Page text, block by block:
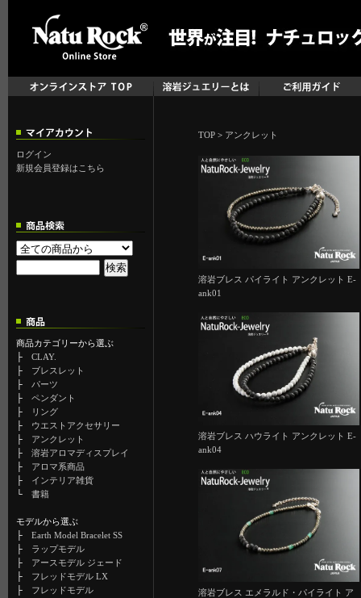
ログイン
新規会員登録はこちら
商品カテゴリーから選ぶ
├ CLAY.
├ ブレスレット
├ パーツ
├ ペンダント
├
リング
├ ウエストアクセサリー
├ アンクレット
├ 溶岩アロマディスプレイ
├ アロマ系商品
├ インテリア雑貨
└ 書籍
モデルから選ぶ
├ Earth Model Bracelet SS
├ ラップモデル
├ アースモデル ジェード
├ フレッドモデル LX
├ フレッドモデル
TOP > アンクレット
溶岩ブレス パイライト アンクレット E-
ank01
溶岩ブレス ハウライト アンクレット E-
ank04
溶岩ブレス エメラルド・パイライト ア